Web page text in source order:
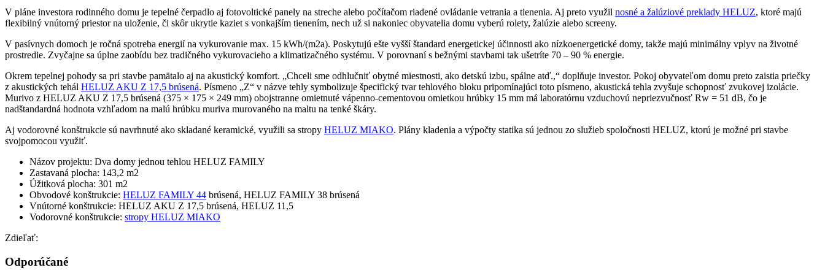
V pláne investora rodinného domu je tepelné čerpadlo aj fotovoltické panely na streche alebo počítačom riadené ovládanie vetrania a tienenia. Aj preto využil nosné a žalúziové preklady HELUZ, ktoré majú
flexibilný vnútorný priestor na uloženie, či skôr ukrytie kaziet s vonkajším tienením, nech už si nakoniec obyvatelia domu vyberú rolety, žalúzie alebo screeny.
V pasívnych domoch je ročná spotreba energií na vykurovanie max. 15 kWh/(m2a). Poskytujú ešte vyšší štandard energetickej účinnosti ako nízkoenergetické domy, takže majú minimálny vplyv na životné
prostredie. Zvyčajne sa úplne zaobídu bez tradičného vykurovacieho a klimatizačného systému. V porovnaní s bežnými stavbami tak ušetríte 70 – 90 % energie.
Okrem tepelnej pohody sa pri stavbe pamätalo aj na akustický komfort. „Chceli sme odhlučniť obytné miestnosti, ako detskú izbu, spálne atď.,“ doplňuje investor. Pokoj obyvateľom domu preto zaistia priečky
z akustických tehál HELUZ AKU Z 17,5 brúsená. Písmeno „Z“ v názve tehly symbolizuje špecifický tvar tehlového bloku pripomínajúci toto písmeno, akustická tehla zvyšuje schopnosť zvukovej izolácie.
Murivo z HELUZ AKU Z 17,5 brúsená (375 × 175 × 249 mm) obojstranne omietnuté vápenno-cementovou omietkou hrúbky 15 mm má laboratórnu vzduchovú nepriezvučnosť Rw = 51 dB, čo je
nadštandardná hodnota vzhľadom na malú hrúbku muriva murovaného na maltu na tenké škáry.
Aj vodorovné konštrukcie sú navrhnuté ako skladané keramické, využili sa stropy HELUZ MIAKO. Plány kladenia a výpočty statika sú jednou zo služieb spoločnosti HELUZ, ktorú je možné pri stavbe
svojpomocou využiť.
Názov projektu: Dva domy jednou tehlou HELUZ FAMILY
Zastavaná plocha: 143,2 m2
Úžitková plocha: 301 m2
Obvodové konštrukcie: HELUZ FAMILY 44 brúsená, HELUZ FAMILY 38 brúsená
Vnútorné konštrukcie: HELUZ AKU Z 17,5 brúsená, HELUZ 11,5
Vodorovné konštrukcie: stropy HELUZ MIAKO
Zdieľať:
Odporúčané